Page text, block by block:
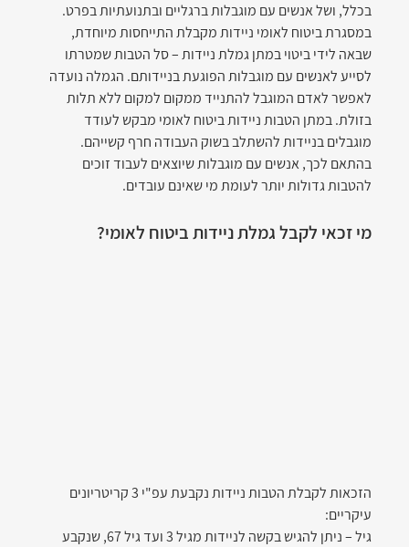
בכלל, ושל אנשים עם מוגבלות ברגליים ובתנועתיות בפרט.
במסגרת ביטוח לאומי ניידות מקבלת התייחסות מיוחדת,
שבאה לידי ביטוי במתן גמלת ניידות – סל הטבות שמטרתו
לסייע לאנשים עם מוגבלות הפוגעת בניידותם. הגמלה נועדה
לאפשר לאדם המוגבל להתנייד ממקום למקום ללא תלות
בזולת. במתן הטבות ניידות ביטוח לאומי מבקש לעודד
מוגבלים בניידות להשתלב בשוק העבודה חרף קשייהם.
בהתאם לכך, אנשים עם מוגבלות שיוצאים לעבוד זוכים
להטבות גדולות יותר לעומת מי שאינם עובדים.
מי זכאי לקבל גמלת ניידות ביטוח לאומי?
הזכאות לקבלת הטבות ניידות נקבעת עפ"י 3 קריטריונים
עיקריים:
גיל – ניתן להגיש בקשה לניידות מגיל 3 ועד גיל 67, שנקבע